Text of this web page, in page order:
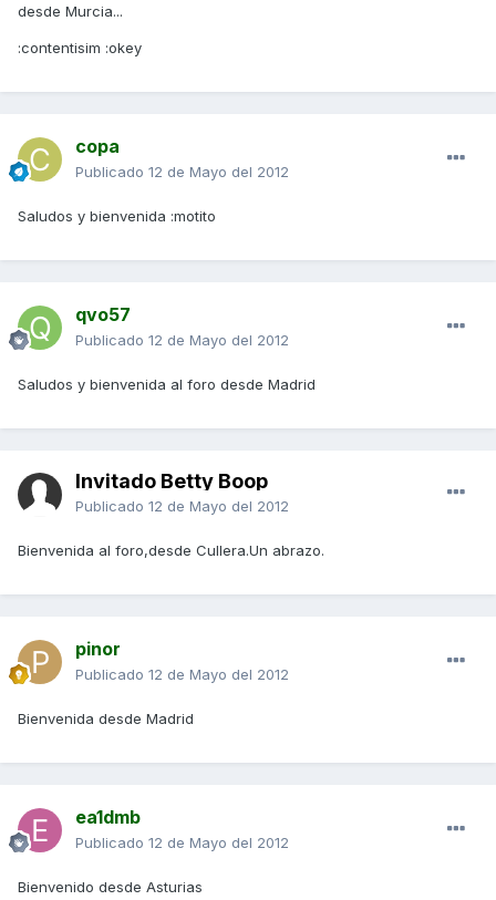
desde Murcia...
:contentisim :okey
copa
Publicado 12 de Mayo del 2012
Saludos y bienvenida :motito
qvo57
Publicado 12 de Mayo del 2012
Saludos y bienvenida al foro desde Madrid
Invitado Betty Boop
Publicado 12 de Mayo del 2012
Bienvenida al foro,desde Cullera.Un abrazo.
pinor
Publicado 12 de Mayo del 2012
Bienvenida desde Madrid
ea1dmb
Publicado 12 de Mayo del 2012
Bienvenido desde Asturias